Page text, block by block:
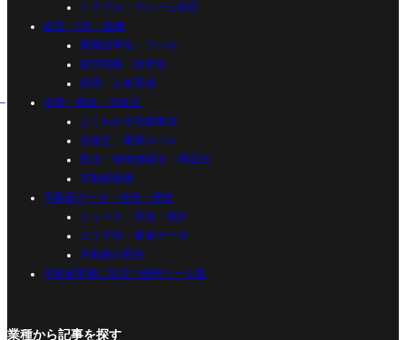
トラブル・クレーム対応
経営・DX・組織
業務効率化・ツール
経営戦略・効率化
採用・人材育成
法律・税金・法改正
よくわかる宅建業法
法改正・最新ルール
民法・借地借家法・周辺法
不動産税務
不動産データ・市況・歴史
ニュース・市況・統計
エリア別・業者データ
不動産の歴史
不動産実務に役立つ便利ツール集
業種から記事を探す